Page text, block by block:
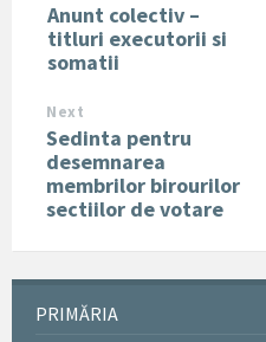
Anunt colectiv –
titluri executorii si
somatii
Next
Sedinta pentru
desemnarea
membrilor birourilor
sectiilor de votare
PRIMĂRIA